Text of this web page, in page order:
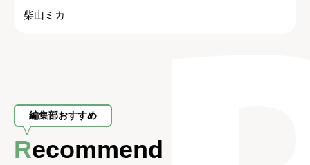
柴山ミカ
編集部おすすめ
Recommend